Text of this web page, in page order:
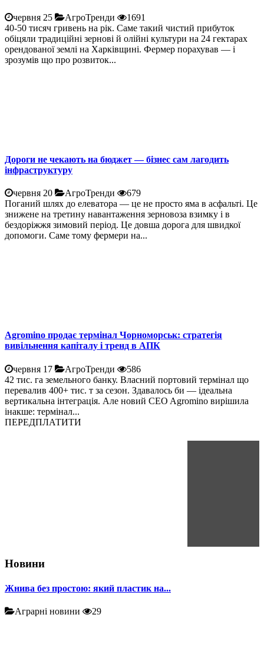
червня 25 АгроТренди
1691
40-50 тисяч гривень на рік. Саме такий чистий прибуток
обіцяли традиційні зернові й олійні культури на 24 гектарах
орендованої землі на Харківщині. Фермер порахував — і
зрозумів що про розвиток...
Дороги не чекають на бюджет — бізнес сам лагодить
інфраструктуру
червня 20 АгроТренди
679
Поганий шлях до елеватора — це не просто яма в асфальті. Це
знижене на третину навантаження зерновоза взимку і в
бездоріжжя зимовий період. Це довша дорога для швидкої
допомоги. Саме тому фермери на...
Agromino продає термінал Чорноморськ: стратегія
вивільнення капіталу і тренд в АПК
червня 17 АгроТренди
586
42 тис. га земельного банку. Власний портовий термінал що
перевалив 400+ тис. т за сезон. Здавалось би — ідеальна
вертикальна інтеграція. Але новий CEO Agromino вирішила
інакше: термінал...
ПЕРЕДПЛАТИТИ
Новини
Жнива без простою: який пластик на...
Аграрні новини 29